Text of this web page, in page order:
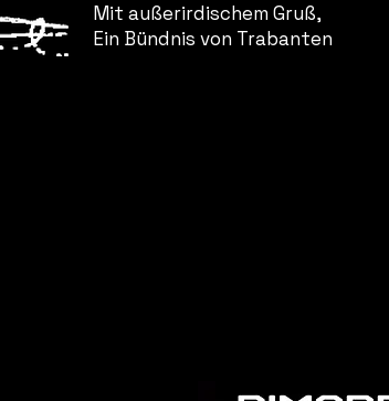
Mit außerirdischem Gruß,
Ein Bündnis von Trabanten